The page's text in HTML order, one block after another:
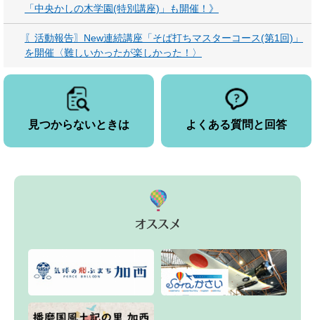
「中央かしの木学園(特別講座)」も開催！》
〖活動報告〗New連続講座「そば打ちマスターコース(第1回)」
を開催〈難しいかったが楽しかった！〉
見つからないときは よくある質問と回答